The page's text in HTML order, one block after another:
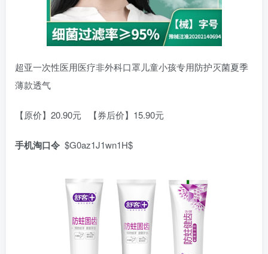
超亚一次性医用医疗非外科口罩儿童小孩专用防护灭菌夏季
薄款透气
【原价】20.90元 【券后价】15.90元
手机淘口令 $G0az1J1wn1H$